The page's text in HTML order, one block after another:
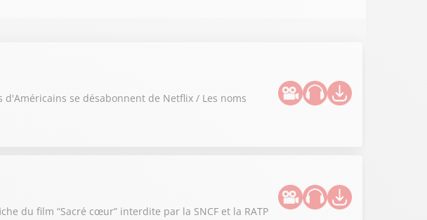
se désabonnent de Netflix / Les noms
du film “Sacré cœur” interdite par la SNCF et la RATP